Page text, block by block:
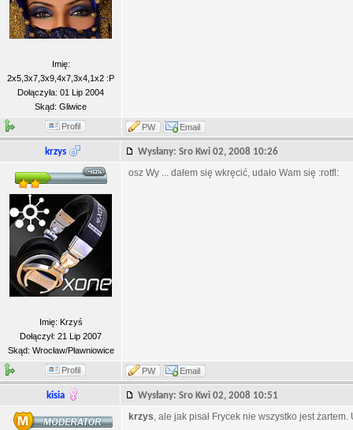
Imię:
2x5,3x7,3x9,4x7,3x4,1x2 :P
Dołączyła: 01 Lip 2004
Skąd: Gliwice
Profil PW Email
krzys Wysłany: Sro Kwi 02, 2008 10:26
Imię: Krzyś
Dołączył: 21 Lip 2007
Skąd: Wrocław/Pławniowice
osz Wy ... dałem się wkręcić, udało Wam się :rotfl:
Profil PW Email
kisia Wysłany: Sro Kwi 02, 2008 10:51
krzys, ale jak pisał Frycek nie wszystko jest